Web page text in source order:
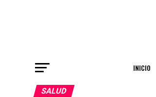
INICIO
SALUD